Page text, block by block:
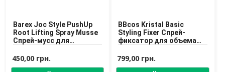
Barex Joc Style PushUp
Root Lifting Spray Musse
Спрей-мусс для
волос
450,00 грн.
BBcos Kristal Basic
Styling Fixer Спрей-
фиксатор для объема
799,00 грн.